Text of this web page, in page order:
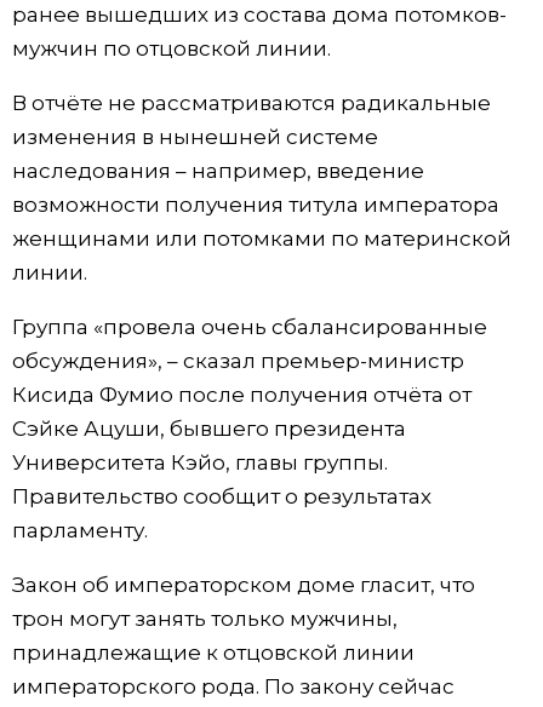
Общество
Культура
Жизнь
Технологии
От редакции
Еда и напитки
ранее вышедших из состава дома потомков-
мужчин по отцовской линии.
В отчёте не рассматриваются радикальные
изменения в нынешней системе
наследования – например, введение
возможности получения титула императора
женщинами или потомками по материнской
линии.
Группа «провела очень сбалансированные
обсуждения», – сказал премьер-министр
Кисида Фумио после получения отчёта от
Сэйке Ацуши, бывшего президента
Университета Кэйо, главы группы.
Правительство сообщит о результатах
парламенту.
Закон об императорском доме гласит, что
трон могут занять только мужчины,
принадлежащие к отцовской линии
императорского рода. По закону сейчас